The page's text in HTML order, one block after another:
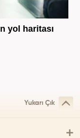
yol haritası
Yukarı Çık